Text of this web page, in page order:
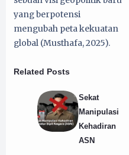
yang berpotensi
mengubah peta kekuatan
global (Musthafa, 2025).
Related Posts
Sekat
Manipulasi
Kehadiran
ASN